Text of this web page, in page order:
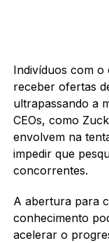
Indivíduos com o
receber ofertas
ultrapassando a
CEOs, como
envolvem na
impedir que
concorrentes.
A abertura para
conhecimento
acelerar o